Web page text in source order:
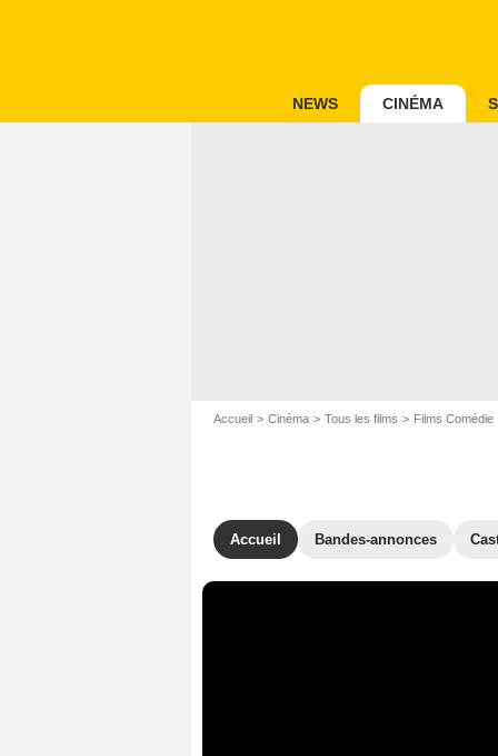
NEWS CINÉMA
Accueil Cinéma Tous les films Films Comédie
Accueil Bandes-annonces